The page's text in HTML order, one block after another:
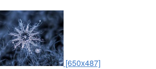
[650x487]